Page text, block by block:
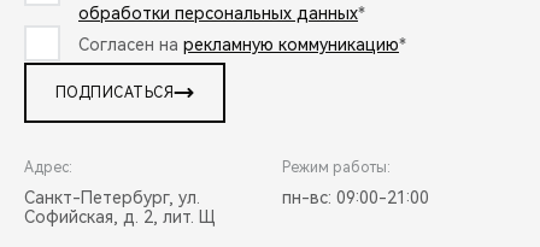
обработки персональных данных*
Согласен на рекламную коммуникацию*
ПОДПИСАТЬСЯ
Адрес:
Санкт-Петербург, ул.
Софийская, д. 2, лит. Щ
Режим работы:
пн-вс: 09:00-21:00